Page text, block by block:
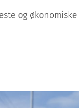
og